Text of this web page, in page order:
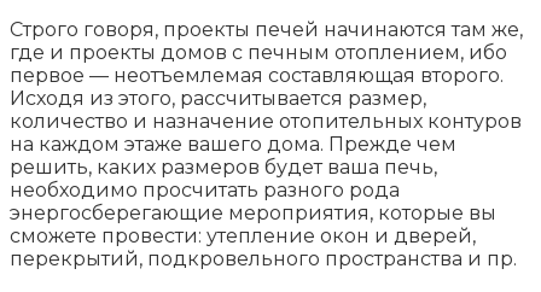
Строго говоря, проекты печей начинаются там же,
где и проекты домов с печным отоплением, ибо
первое — неотъемлемая составляющая второго.
Исходя из этого, рассчитывается размер,
количество и назначение отопительных контуров
на каждом этаже вашего дома. Прежде чем
решить, каких размеров будет ваша печь,
необходимо просчитать разного рода
энергосберегающие мероприятия, которые вы
сможете провести: утепление окон и дверей,
перекрытий, подкровельного пространства и пр.